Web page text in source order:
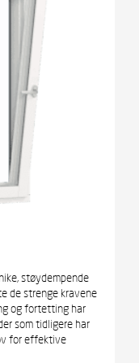
støydempende
de strenge kravene
og fortetting har
som tidligere har
for effektive